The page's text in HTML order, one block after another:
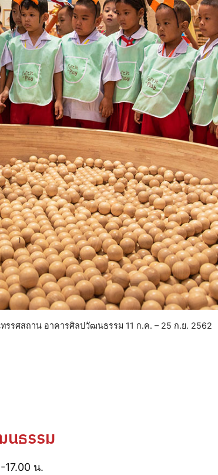
รรศสถาน อาคารศิลปวัฒนธรรม 11 ก.ค. – 25 ก.ย. 2562
นธรรม
17.00 น.